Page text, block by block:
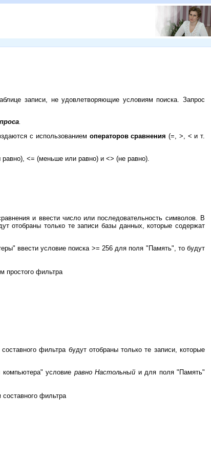
записи, не удовлетворяющие условиям поиска. Запрос
.
с использованием операторов сравнения (=, >, < и т.
<= (меньше или равно) и <> (не равно).
и ввести число или последовательность символов. В
отобраны только те записи базы данных, которые содержат
ввести условие поиска >= 256 для поля "Память", то будут
простого фильтра
фильтра будут отобраны только те записи, которые
условие равно Настольный и для поля "Память"
фильтра